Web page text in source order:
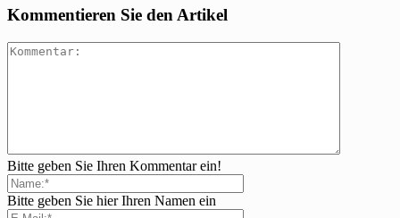
Kommentieren Sie den Artikel
Bitte geben Sie Ihren Kommentar ein!
Bitte geben Sie hier Ihren Namen ein